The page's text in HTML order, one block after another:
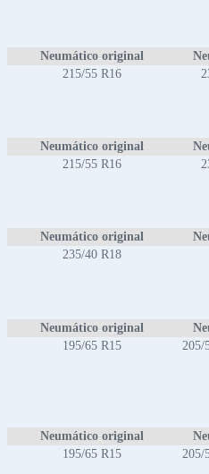
Neumático original
215/55 R16
Neumático original
215/55 R16
Neumático original
235/40 R18
Neumático original
195/65 R15
205/
Neumático original
195/65 R15
205/